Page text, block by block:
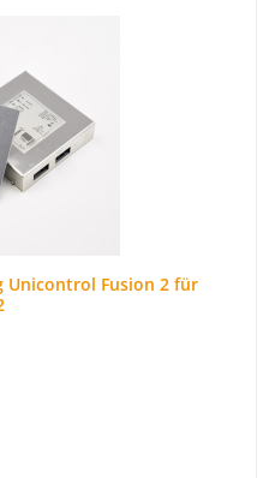
Unicontrol Fusion 2 für